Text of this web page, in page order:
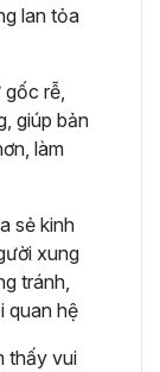
lan tỏa
rễ,
giúp bản
làm
sẻ kinh
xung
tránh,
quan hệ
thấy vui